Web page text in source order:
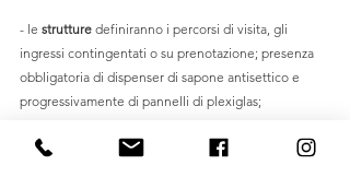
- le strutture definiranno i percorsi di visita, gli
ingressi contingentati o su prenotazione; presenza
obbligatoria di dispenser di sapone antisettico e
progressivamente di pannelli di plexiglas;
rigorosa degli ambienti.